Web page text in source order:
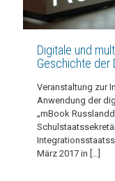
Digitale und
Geschichte der
Veranstaltung zur
Anwendung der
„mBook
März 2017 in […]